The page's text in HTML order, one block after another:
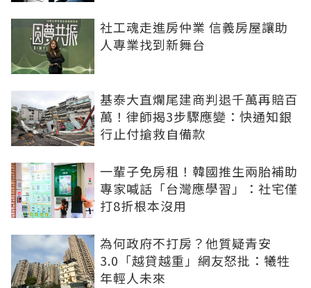
社工魂走進房仲業 信義房屋讓助
人專業找到新舞台
基泰大直爛尾建商判退千萬再賠百
萬！律師揭3步驟應變：快通知銀
行止付搶救自備款
一輩子免房租！韓國推生兩胎補助
專家喊話「台灣應學習」：社宅僅
打8折根本沒用
為何政府不打房？他質疑青安
3.0「越貸越重」網友怒批：犧牲
年輕人未來